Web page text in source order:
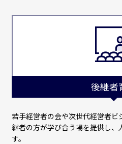
後継者
若手経営者の会や次世代経営者ビ
継者の方が学び合う場を提供し、
す。